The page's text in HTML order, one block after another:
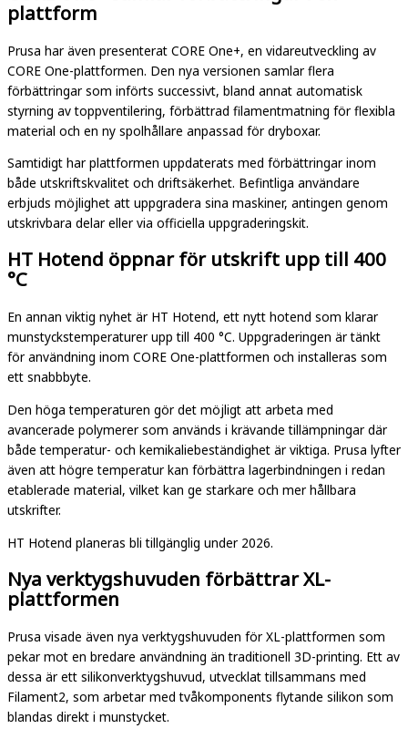
plattform
Prusa har även presenterat CORE One+, en vidareutveckling av
CORE One-plattformen. Den nya versionen samlar flera
förbättringar som införts successivt, bland annat automatisk
styrning av toppventilering, förbättrad filamentmatning för flexibla
material och en ny spolhållare anpassad för dryboxar.
Samtidigt har plattformen uppdaterats med förbättringar inom
både utskriftskvalitet och driftsäkerhet. Befintliga användare
erbjuds möjlighet att uppgradera sina maskiner, antingen genom
utskrivbara delar eller via officiella uppgraderingskit.
HT Hotend öppnar för utskrift upp till 400
°C
En annan viktig nyhet är HT Hotend, ett nytt hotend som klarar
munstyckstemperaturer upp till 400 °C. Uppgraderingen är tänkt
för användning inom CORE One-plattformen och installeras som
ett snabbbyte.
Den höga temperaturen gör det möjligt att arbeta med
avancerade polymerer som används i krävande tillämpningar där
både temperatur- och kemikaliebeständighet är viktiga. Prusa lyfter
även att högre temperatur kan förbättra lagerbindningen i redan
etablerade material, vilket kan ge starkare och mer hållbara
utskrifter.
HT Hotend planeras bli tillgänglig under 2026.
Nya verktygshuvuden förbättrar XL-
plattformen
Prusa visade även nya verktygshuvuden för XL-plattformen som
pekar mot en bredare användning än traditionell 3D-printing. Ett av
dessa är ett silikonverktygshuvud, utvecklat tillsammans med
Filament2, som arbetar med tvåkomponents flytande silikon som
blandas direkt i munstycket.